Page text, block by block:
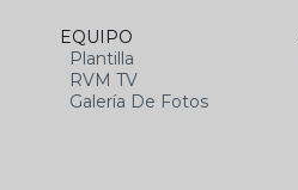
EQUIPO
Plantilla
RVM TV
Galería De Fotos